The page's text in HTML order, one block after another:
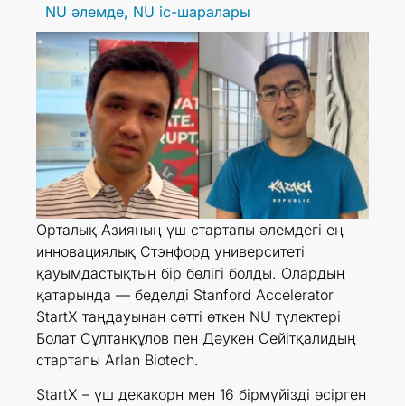
NU әлемде, NU іс-шаралары
Орталық Азияның үш стартапы әлемдегі ең
инновациялық Стэнфорд университеті
қауымдастықтың бір бөлігі болды. Олардың
қатарында — беделді Stanford Accelerator
StartX таңдауынан сәтті өткен NU түлектері
Болат Сұлтанқұлов пен Дәукен Сейітқалидың
стартапы Arlan Biotech.
StartX – үш декакорн мен 16 бірмүйізді өсірген